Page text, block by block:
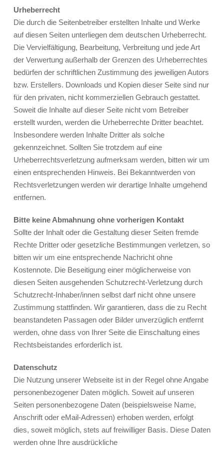
Urheberrecht
Die durch die Seitenbetreiber erstellten Inhalte und Werke
auf diesen Seiten unterliegen dem deutschen Urheberrecht.
Die Vervielfältigung, Bearbeitung, Verbreitung und jede Art
der Verwertung außerhalb der Grenzen des Urheberrechtes
bedürfen der schriftlichen Zustimmung des jeweiligen Autors
bzw. Erstellers. Downloads und Kopien dieser Seite sind nur
für den privaten, nicht kommerziellen Gebrauch gestattet.
Soweit die Inhalte auf dieser Seite nicht vom Betreiber
erstellt wurden, werden die Urheberrechte Dritter beachtet.
Insbesondere werden Inhalte Dritter als solche
gekennzeichnet. Sollten Sie trotzdem auf eine
Urheberrechtsverletzung aufmerksam werden, bitten wir um
einen entsprechenden Hinweis. Bei Bekanntwerden von
Rechtsverletzungen werden wir derartige Inhalte umgehend
entfernen.
Bitte keine Abmahnung ohne vorherigen Kontakt
Sollte der Inhalt oder die Gestaltung dieser Seiten fremde
Rechte Dritter oder gesetzliche Bestimmungen verletzen, so
bitten wir um eine entsprechende Nachricht ohne
Kostennote. Die Beseitigung einer möglicherweise von
diesen Seiten ausgehenden Schutzrecht-Verletzung durch
Schutzrecht-Inhaber/innen selbst darf nicht ohne unsere
Zustimmung stattfinden. Wir garantieren, dass die zu Recht
beanstandeten Passagen oder Bilder unverzüglich entfernt
werden, ohne dass von Ihrer Seite die Einschaltung eines
Rechtsbeistandes erforderlich ist.
Datenschutz
Die Nutzung unserer Webseite ist in der Regel ohne Angabe
personenbezogener Daten möglich. Soweit auf unseren
Seiten personenbezogene Daten (beispielsweise Name,
Anschrift oder eMail-Adressen) erhoben werden, erfolgt
dies, soweit möglich, stets auf freiwilliger Basis. Diese Daten
werden ohne Ihre ausdrückliche